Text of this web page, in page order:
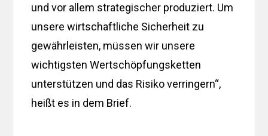
und vor allem strategischer produziert. Um
unsere wirtschaftliche Sicherheit zu
gewährleisten, müssen wir unsere
wichtigsten Wertschöpfungsketten
unterstützen und das Risiko verringern“,
heißt es in dem Brief.